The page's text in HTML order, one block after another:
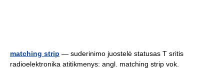
matching strip — suderinimo juostelė statusas T sritis
radioelektronika atitikmenys: angl. matching strip vok.